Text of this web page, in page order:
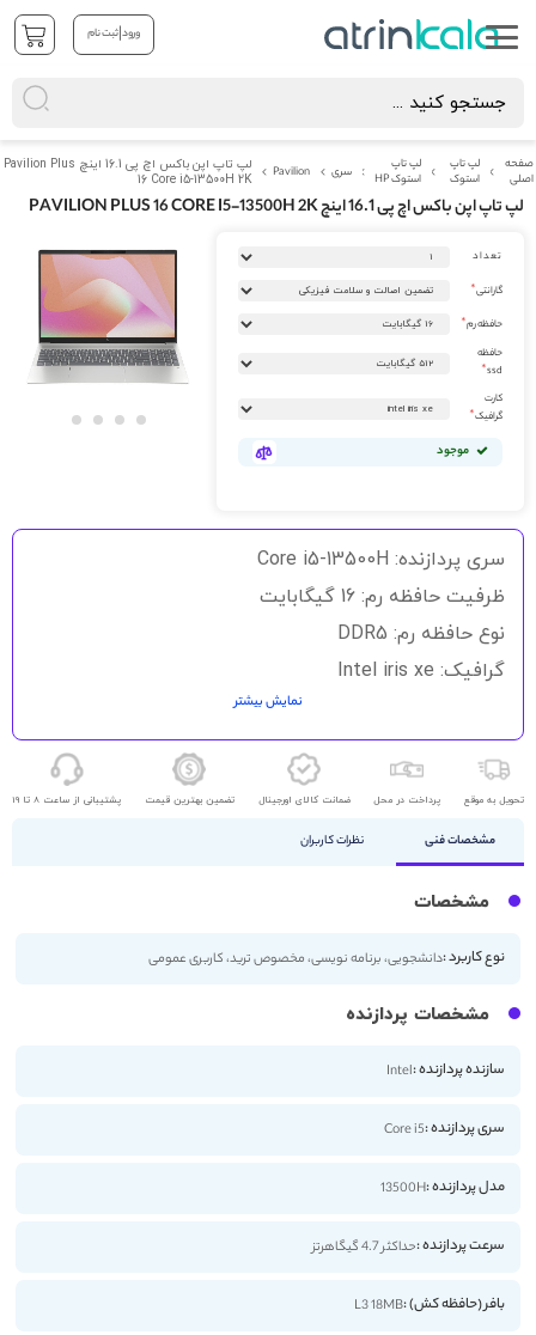
ورود|ثبت نام
صفحه
اصلی
لپ تاپ
استوک
لپ تاپ
استوک HP
سری Pavilion
لپ تاپ اپن باکس اچ پی 16.1 اینچ Pavilion Plus
16 Core i5-13500H 2K
لپ تاپ اپن باکس اچ پی 16.1 اینچ PAVILION PLUS 16 CORE I5-13500H 2K
انتهای
گالری
تصاویر
تصاویر
تعداد
گارانتی
حافظه رم
حافظه
ssd
کارت
گرافیک
موجود
سری پردازنده: Core i5-13500H
ظرفیت حافظه رم: 16 گیگابایت
نوع حافظه رم: DDR5
گرافیک: Intel iris xe
اندازه صفحه نمایش: 16.1 اینچ
کیفیت صفحه نمایش: 2K
نمایش بیشتر
تحویل به موقع پرداخت در محل ضمانت کالای اورجینال تضمین بهترین قیمت پشتیبانی از ساعت 8 تا 19
مشخصات فنی نظرات کاربران
مشخصات
نوع کاربرد :دانشجویی، برنامه نویسی، مخصوص ترید، کاربری عمومی
مشخصات پردازنده
سازنده پردازنده :Intel
سری پردازنده :Core i5
مدل پردازنده :13500H
سرعت پردازنده :حداکثر 4.7 گیگاهرتز
بافر (حافظه کش) :L3 18MB